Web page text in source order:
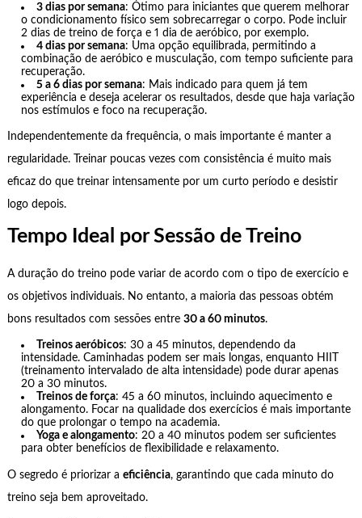
3 dias por semana: Ótimo para iniciantes que querem melhorar
o condicionamento físico sem sobrecarregar o corpo. Pode incluir
2 dias de treino de força e 1 dia de aeróbico, por exemplo.
4 dias por semana: Uma opção equilibrada, permitindo a
combinação de aeróbico e musculação, com tempo suficiente para
recuperação.
5 a 6 dias por semana: Mais indicado para quem já tem
experiência e deseja acelerar os resultados, desde que haja variação
nos estímulos e foco na recuperação.
Independentemente da frequência, o mais importante é manter a
regularidade. Treinar poucas vezes com consistência é muito mais
eficaz do que treinar intensamente por um curto período e desistir
logo depois.
Tempo Ideal por Sessão de Treino
A duração do treino pode variar de acordo com o tipo de exercício e
os objetivos individuais. No entanto, a maioria das pessoas obtém
bons resultados com sessões entre 30 a 60 minutos.
Treinos aeróbicos: 30 a 45 minutos, dependendo da
intensidade. Caminhadas podem ser mais longas, enquanto HIIT
(treinamento intervalado de alta intensidade) pode durar apenas
20 a 30 minutos.
Treinos de força: 45 a 60 minutos, incluindo aquecimento e
alongamento. Focar na qualidade dos exercícios é mais importante
do que prolongar o tempo na academia.
Yoga e alongamento: 20 a 40 minutos podem ser suficientes
para obter benefícios de flexibilidade e relaxamento.
O segredo é priorizar a eficiência, garantindo que cada minuto do
treino seja bem aproveitado.